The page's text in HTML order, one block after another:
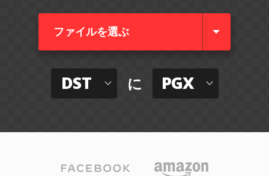
ファイルを選ぶ
DST に PGX